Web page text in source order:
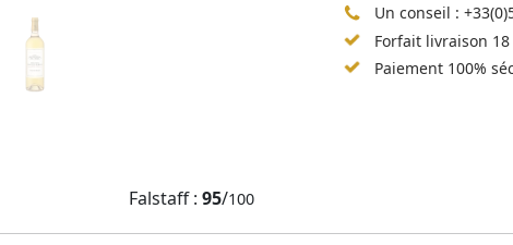
Un conseil :
Forfait livraison 18
Paiement 100%
Falstaff : 95/100